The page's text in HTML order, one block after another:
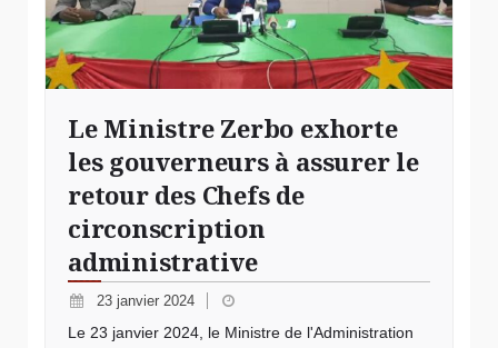
Le Ministre Zerbo exhorte
les gouverneurs à assurer le
retour des Chefs de
circonscription
administrative
23 janvier 2024
Le 23 janvier 2024, le Ministre de l'Administration